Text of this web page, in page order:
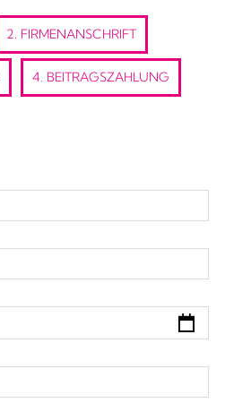
2. FIRMENANSCHRIFT
4. BEITRAGSZAHLUNG